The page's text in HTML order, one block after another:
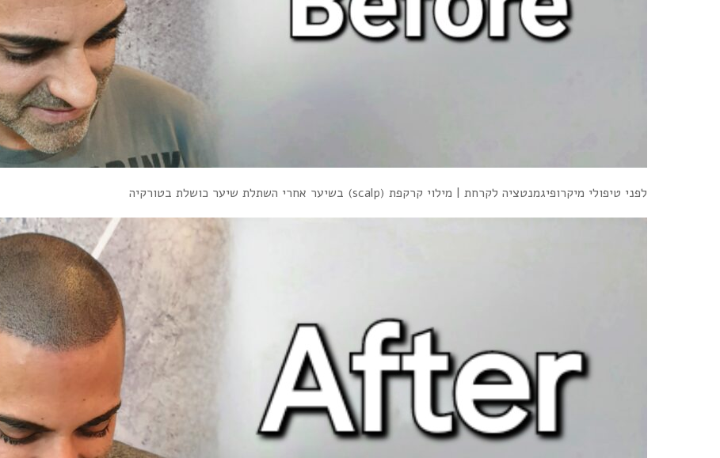
לפני טיפולי מיקרופיגמנטציה לקרחת | מילוי קרקפת (scalp) בשיער אחרי השתלת שיער כושלת בטורקיה